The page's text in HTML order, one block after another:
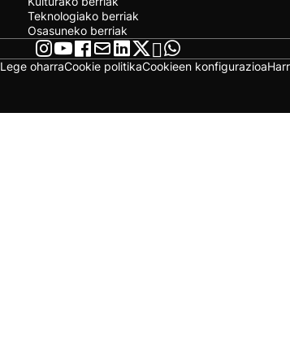
Teknologiako berriak
Osasuneko berriak
Lege oharraCookie politikaCookieen konfigurazioa